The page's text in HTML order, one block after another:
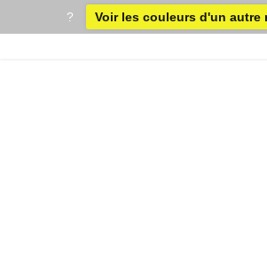
? Voir les couleurs d'un autre